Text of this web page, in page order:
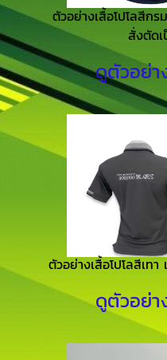
ตัวอย่างเสื้อโปโลสีก
สั่งตัด
ดูตัวอย่า
ตัวอย่างเสื้อโปโลสีเ
ดูตัวอย่า